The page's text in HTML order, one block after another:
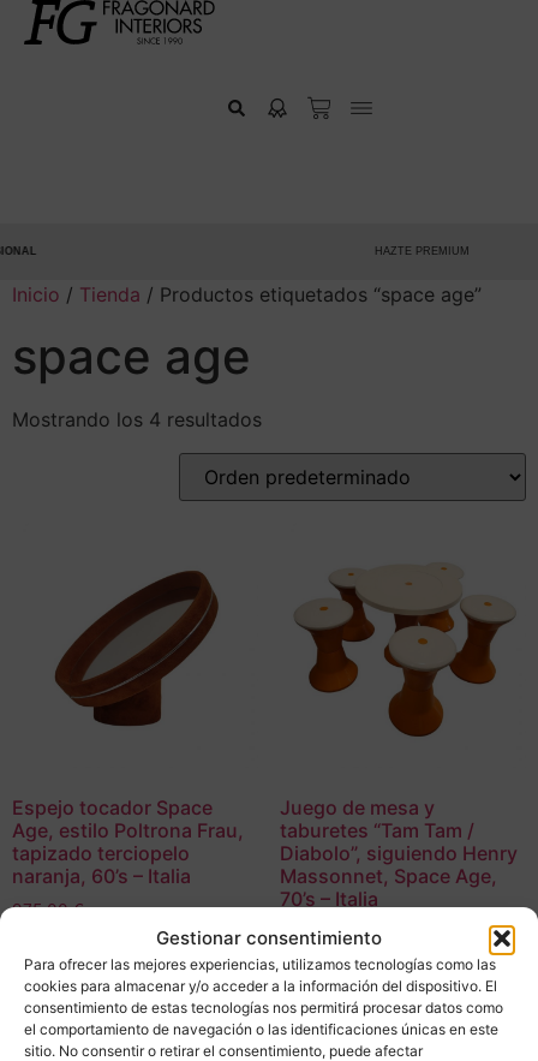
Gestionar consentimiento
Para ofrecer las mejores experiencias, utilizamos tecnologías como las
cookies para almacenar y/o acceder a la información del dispositivo. El
consentimiento de estas tecnologías nos permitirá procesar datos como
el comportamiento de navegación o las identificaciones únicas en este
sitio. No consentir o retirar el consentimiento, puede afectar
HAZTE PREMIUM
Inicio / Tienda / Productos etiquetados “space age”
space age
Mostrando los 4 resultados
Espejo tocador Space
Age, estilo Poltrona Frau,
tapizado terciopelo
naranja, 60’s – Italia
975,00€
Adquirir
Add To Compare
Juego de mesa y
taburetes “Tam Tam /
Diabolo”, siguiendo Henry
Massonnet, Space Age,
70’s – Italia
700,00€
Adquirir
Add To Compare